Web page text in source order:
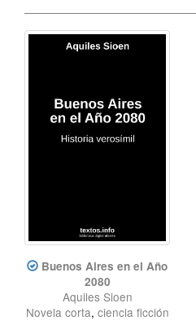
Buenos Aires en el Año
2080
Aquiles Sioen
Novela corta, ciencia ficción